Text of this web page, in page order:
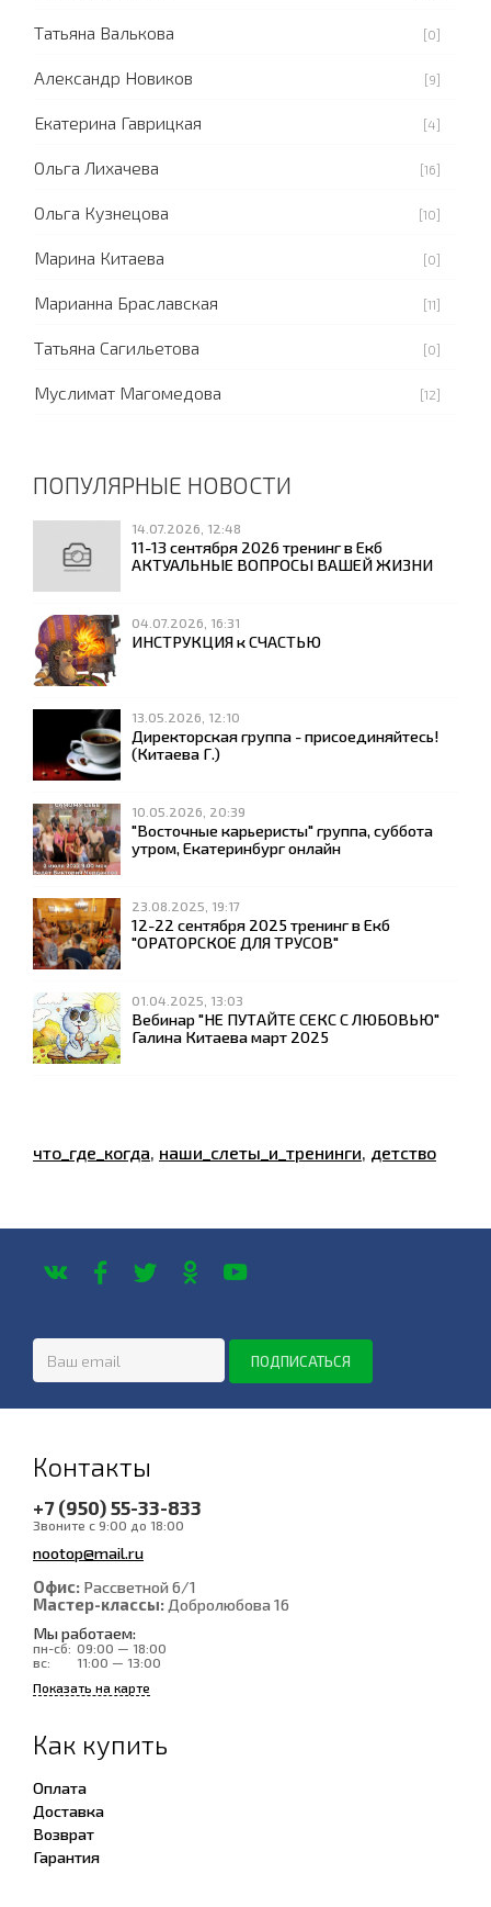
Татьяна Валькова [0]
Александр Новиков [9]
Екатерина Гаврицкая [4]
Ольга Лихачева [16]
Ольга Кузнецова [10]
Марина Китаева [0]
Марианна Браславская [11]
Татьяна Сагильетова [0]
Муслимат Магомедова [12]
ПОПУЛЯРНЫЕ НОВОСТИ
14.07.2026, 12:48
11-13 сентября 2026 тренинг в Екб
АКТУАЛЬНЫЕ ВОПРОСЫ ВАШЕЙ ЖИЗНИ
04.07.2026, 16:31
ИНСТРУКЦИЯ к СЧАСТЬЮ
13.05.2026, 12:10
Директорская группа - присоединяйтесь!
(Китаева Г.)
10.05.2026, 20:39
"Восточные карьеристы" группа, суббота
утром, Екатеринбург онлайн
23.08.2025, 19:17
12-22 сентября 2025 тренинг в Екб
"ОРАТОРСКОЕ ДЛЯ ТРУСОВ"
01.04.2025, 13:03
Вебинар "НЕ ПУТАЙТЕ СЕКС С ЛЮБОВЬЮ"
Галина Китаева март 2025
что_где_когда, наши_слеты_и_тренинги, детство
Контакты
+7 (950) 55-33-833
Звоните с 9:00 до 18:00
nootop@mail.ru
Офис: Рассветной 6/1
Мастер-классы: Добролюбова 16
Мы работаем:
пн-сб: 09:00 — 18:00
вс:
11:00 — 13:00
Показать на карте
Как купить
Оплата
Доставка
Возврат
Гарантия